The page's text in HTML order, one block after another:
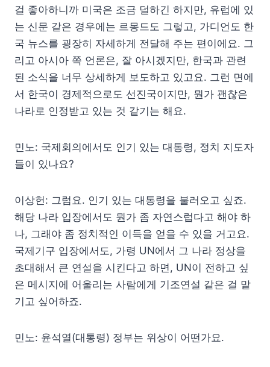
걸 좋아하니까 미국은 조금 덜하긴 하지만, 유럽에 있
는 신문 같은 경우에는 르몽드도 그렇고, 가디언도 한
국 뉴스를 굉장히 자세하게 전달해 주는 편이에요. 그
리고 아시아 쪽 언론은, 잘 아시겠지만, 한국과 관련
된 소식을 너무 상세하게 보도하고 있고요. 그런 면에
서 한국이 경제적으로도 선진국이지만, 뭔가 괜찮은
나라로 인정받고 있는 것 같기는 해요.
민노: 국제회의에서도 인기 있는 대통령, 정치 지도자
들이 있나요?
이상헌: 그럼요. 인기 있는 대통령을 불러오고 싶죠.
해당 나라 입장에서도 뭔가 좀 자연스럽다고 해야 하
나, 그래야 좀 정치적인 이득을 얻을 수 있을 거고요.
국제기구 입장에서도, 가령 UN에서 그 나라 정상을
초대해서 큰 연설을 시킨다고 하면, UN이 전하고 싶
은 메시지에 어울리는 사람에게 기조연설 같은 걸 맡
기고 싶어하죠.
민노: 윤석열(대통령) 정부는 위상이 어떤가요.